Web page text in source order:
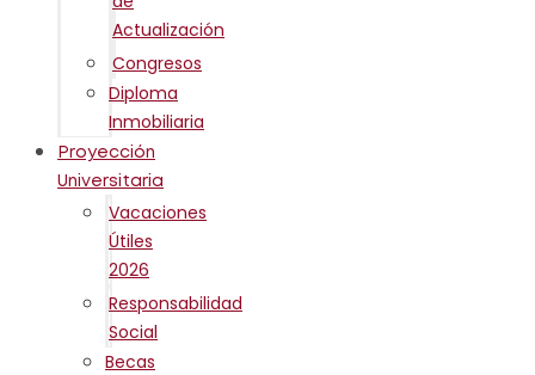
Actualización
Congresos
Diploma
Inmobiliaria
Proyección
Universitaria
Vacaciones
Útiles
2026
Responsabilidad
Social
Becas